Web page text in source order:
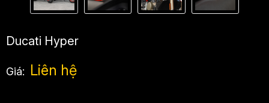
Ducati Hyper
Giá: Liên hệ